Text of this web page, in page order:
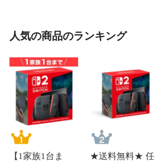
人気の商品のランキング
【1家族1台ま
★送料無料★ 任